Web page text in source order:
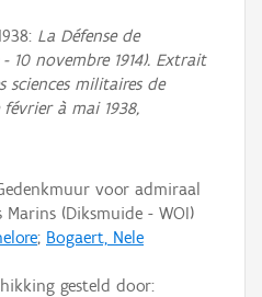
La Défense de
10 novembre 1914). Extrait
sciences militaires de
à mai 1938,
voor admiraal
(Diksmuide - WOI)
; Bogaert, Nele
gesteld door: